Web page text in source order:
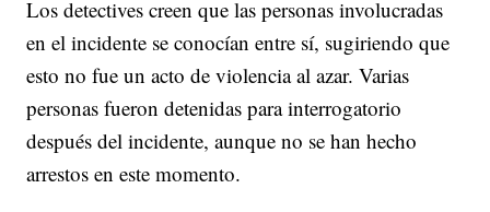
Los detectives creen que las personas involucradas
en el incidente se conocían entre sí, sugiriendo que
esto no fue un acto de violencia al azar. Varias
personas fueron detenidas para interrogatorio
después del incidente, aunque no se han hecho
arrestos en este momento.